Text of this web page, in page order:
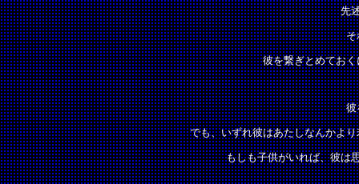
先
彼を繋ぎとめてお
彼
でも、いずれ彼はあたしなんかよ
もしも子供がいれば、彼は